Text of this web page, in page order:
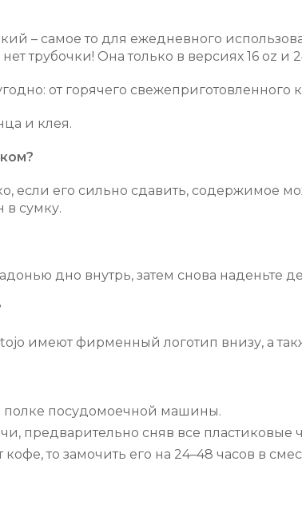
– самое то для ежедневного
трубочки! Она только в версиях 16 oz и
от горячего свежеприготовленного
и клея.
если его сильно сдавить, содержимое
в сумку.
дно внутрь, затем снова наденьте
имеют фирменный логотип внизу, а
посудомоечной машины.
предварительно сняв все пластиковые
то замочить его на 24–48 часов в